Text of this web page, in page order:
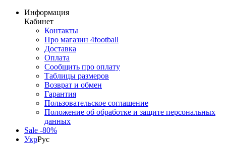
Информация
Кабинет
Контакты
Про магазин 4football
Доставка
Оплата
Сообщить про оплату
Таблицы размеров
Возврат и обмен
Гарантия
Пользовательское соглашение
Положение об обработке и защите персональных
данных
Sale -80%
УкрРус